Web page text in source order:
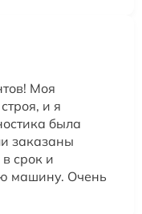
Моя
и я
была
заказаны
срок и
машину. Очень